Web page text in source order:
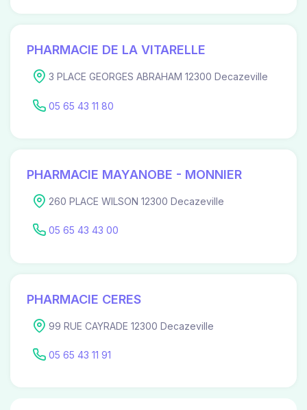
PHARMACIE DE LA VITARELLE
3 PLACE GEORGES ABRAHAM 12300 Decazeville
05 65 43 11 80
PHARMACIE MAYANOBE - MONNIER
260 PLACE WILSON 12300 Decazeville
05 65 43 43 00
PHARMACIE CERES
99 RUE CAYRADE 12300 Decazeville
05 65 43 11 91